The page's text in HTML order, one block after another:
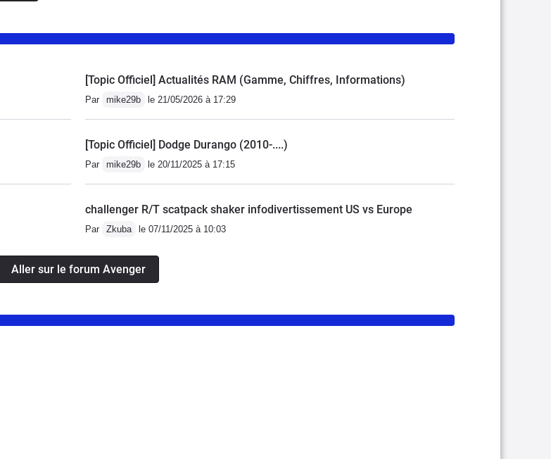
blanc qui apporte une
défaut que je trouve
qui peut être lente dans
aujourd’hui.
[Topic Officiel] Actualités RAM (Gamme, Chiffres, Informations)
Par mike29b le 21/05/2026 à 17:29
[Topic Officiel] Dodge Durango (2010-....)
Par mike29b le 20/11/2025 à 17:15
challenger R/T scatpack shaker infodivertissement US vs Europe
Par Zkuba le 07/11/2025 à 10:03
Aller sur le forum Avenger